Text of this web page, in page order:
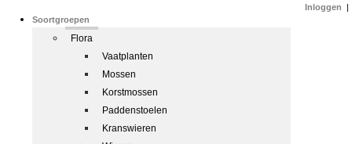
Soortgroepen
Flora
Vaatplanten
Mossen
Korstmossen
Paddenstoelen
Kranswieren
Inloggen |